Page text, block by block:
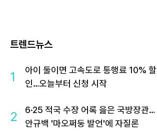
트렌드뉴스
1
아이 둘이면 고속도로 통행료 10% 할
인…오늘부터 신청 시작
2
6·25 적국 수장 어록 읊은 국방장관…
안규백 '마오쩌둥 발언'에 자질론